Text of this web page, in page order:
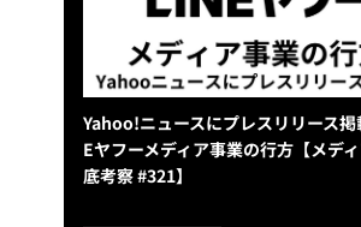
Yahoo!ニュースにプレスリリース
Eヤフーメディア事業の行方【メデ
底考察 #321】